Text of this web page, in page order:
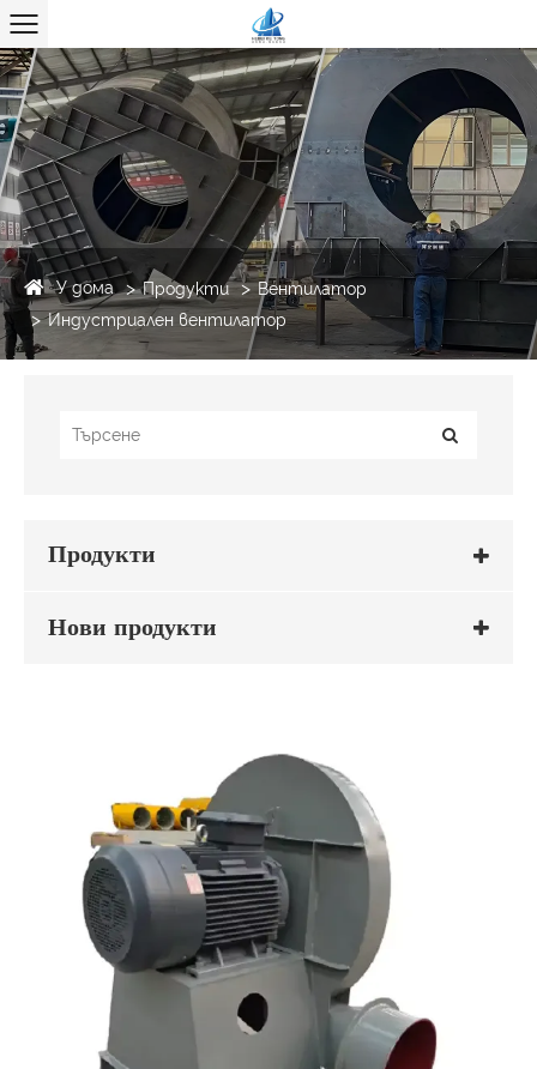
У дома Продукти
Вентилатор
Индустриален вентилатор
Продукти
Нови продукти